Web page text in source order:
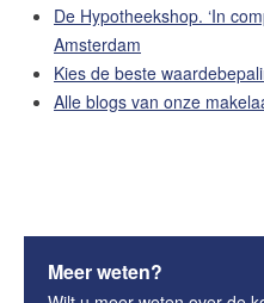
De Hypotheekshop. ‘In
Amsterdam
Kies de beste
Alle blogs van onze
Meer weten?